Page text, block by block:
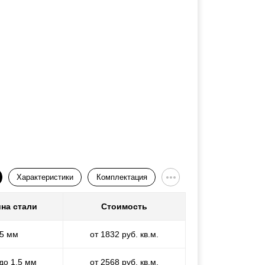
Характеристики Комплектация
стали Стоимость
мм от 1832 руб. кв.м.
1,5 мм от 2568 руб. кв.м.